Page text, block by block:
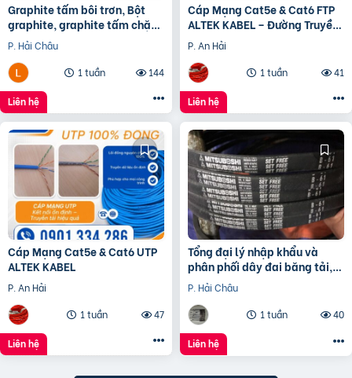
Graphite tấm bôi trơn, Bột
graphite, graphite tấm chặn
đầu lò, điện cực graphite
P. Hải Châu
1 tuần
144
Liên hệ
Cáp Mạng Cat5e & Cat6 FTP
ALTEK KABEL – Đường Truyền
Ổn Định, Chống Nhiễu Hiệu
Quả
P. An Hải
1 tuần
41
Liên hệ
Cáp Mạng Cat5e & Cat6 UTP
ALTEK KABEL
P. An Hải
1 tuần
47
Liên hệ
Tổng đại lý nhập khẩu và
phân phối dây đai băng tải,
dây Curoa các loại
P. Hải Châu
1 tuần
40
Liên hệ